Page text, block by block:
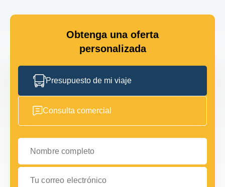
Obtenga una oferta
personalizada
Presupuesto de mi viaje
Consulta comercial
Nombre completo
Tu correo electrónico